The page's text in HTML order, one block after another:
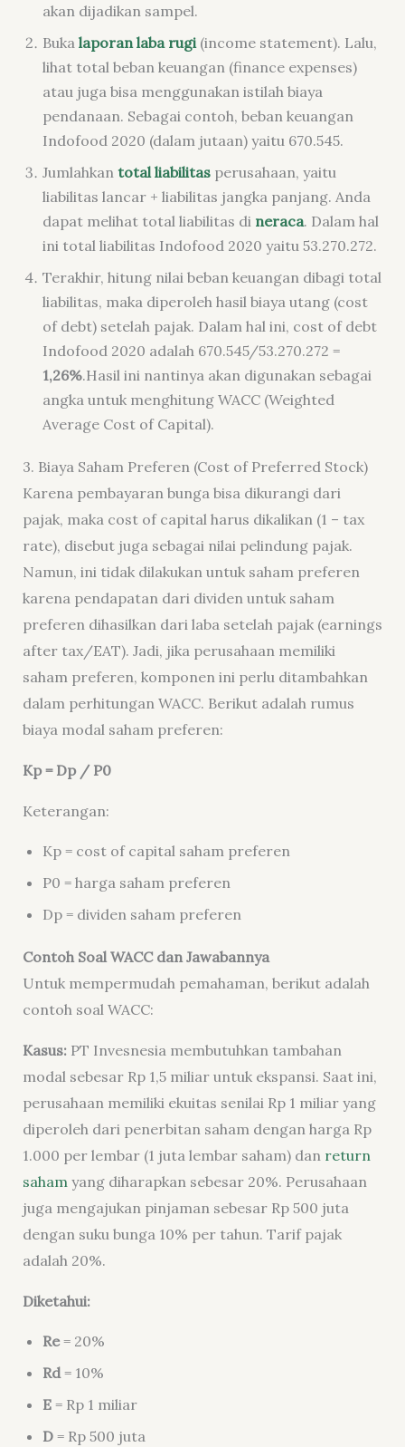
akan dijadikan sampel.
Buka laporan laba rugi(income statement). Lalu,
lihat total beban keuangan (finance expenses)
atau juga bisa menggunakan istilah biaya
pendanaan. Sebagai contoh, beban keuangan
Indofood 2020 (dalam jutaan) yaitu 670.545.
Jumlahkan total liabilitasperusahaan, yaitu
liabilitas lancar + liabilitas jangka panjang. Anda
dapat melihat total liabilitas di neraca. Dalam hal
ini total liabilitas Indofood 2020 yaitu 53.270.272.
Terakhir, hitung nilai beban keuangan dibagi total
liabilitas, maka diperoleh hasil biaya utang (cost
of debt) setelah pajak. Dalam hal ini, cost of debt
Indofood 2020 adalah 670.545/53.270.272 =
1,26%.Hasil ini nantinya akan digunakan sebagai
angka untuk menghitung WACC (Weighted
Average Cost of Capital).
3. Biaya Saham Preferen (Cost of Preferred Stock)
Karena pembayaran bunga bisa dikurangi dari
pajak, maka cost of capitalharus dikalikan (1 – tax
rate), disebut juga sebagai nilai pelindung pajak.
Namun, ini tidak dilakukan untuk saham preferen
karena pendapatan dari dividen untuk saham
preferen dihasilkan dari laba setelah pajak (earnings
after tax/EAT). Jadi, jika perusahaan memiliki
saham preferen, komponen ini perlu ditambahkan
dalam perhitungan WACC. Berikut adalah rumus
biaya modal saham preferen:
Kp = Dp / P0
Keterangan:
Kp = cost of capitalsaham preferen
P0 = harga saham preferen
Dp = dividen saham preferen
Contoh Soal WACC dan Jawabannya
Untuk mempermudah pemahaman, berikut adalah
contoh soal WACC:
Kasus:PT Invesnesia membutuhkan tambahan
modal sebesar Rp 1,5 miliar untuk ekspansi. Saat ini,
perusahaan memiliki ekuitas senilai Rp 1 miliar yang
diperoleh dari penerbitan saham dengan harga Rp
1.000 per lembar (1 juta lembar saham) dan return
sahamyang diharapkan sebesar 20%. Perusahaan
juga mengajukan pinjaman sebesar Rp 500 juta
dengan suku bunga 10% per tahun. Tarif pajak
adalah 20%.
Diketahui:
Re= 20%
Rd= 10%
E= Rp 1 miliar
D= Rp 500 juta